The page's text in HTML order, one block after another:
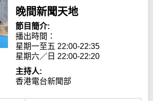
晚間新聞天地
節目簡介:
播出時間：
星期一至五 22:00-22:35
星期六／日 22:00-22:20
主持人:
香港電台新聞部